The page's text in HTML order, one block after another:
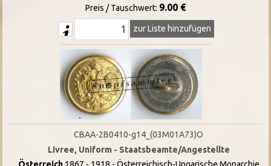
Preis / Tauschwert: 9.00 €
zur Liste hinzufügen
CBAA-2B0410-g14_(03M01A73)O
Livree, Uniform - Staatsbeamte/Angestellte
Österreich1867 - 1918 - Österreichisch-Ungarische Monarchie